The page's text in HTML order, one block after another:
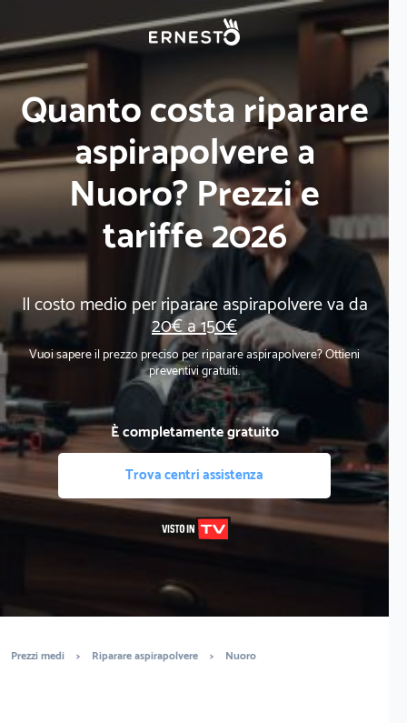
Quanto costa riparare
aspirapolvere a
Nuoro? Prezzi e
tariffe 2026
Il costo medio per riparare aspirapolvere va da
20€ a 150€
Vuoi sapere il prezzo preciso per riparare aspirapolvere? Ottieni
preventivi gratuiti.
È completamente gratuito
Trova centri assistenza
Prezzi medi > Riparare aspirapolvere > Nuoro